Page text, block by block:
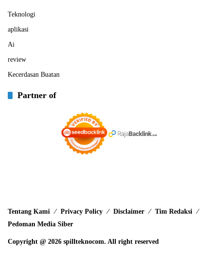
Teknologi
aplikasi
Ai
review
Kecerdasan Buatan
Partner of
Tentang Kami Privacy Policy Disclaimer
Tim Redaksi
Pedoman Media Siber
Copyright @ 2026 spillteknocom. All right reserved